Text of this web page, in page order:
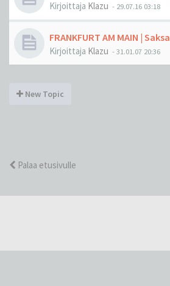
Kirjoittaja Klazu - 29.07.16 03:18
FRANKFURT AM MAIN | Saksa
Kirjoittaja Klazu -31.01.07 20:36
New Topic
Palaa etusivulle